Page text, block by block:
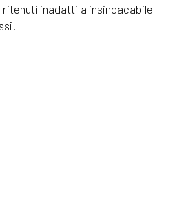
inadatti a insindacabile